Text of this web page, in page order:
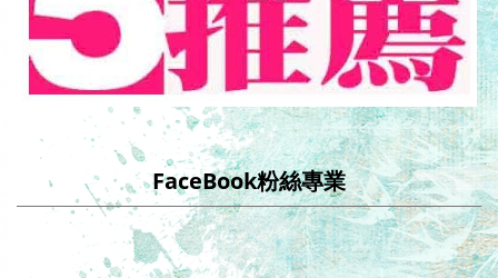
FaceBook粉絲專業